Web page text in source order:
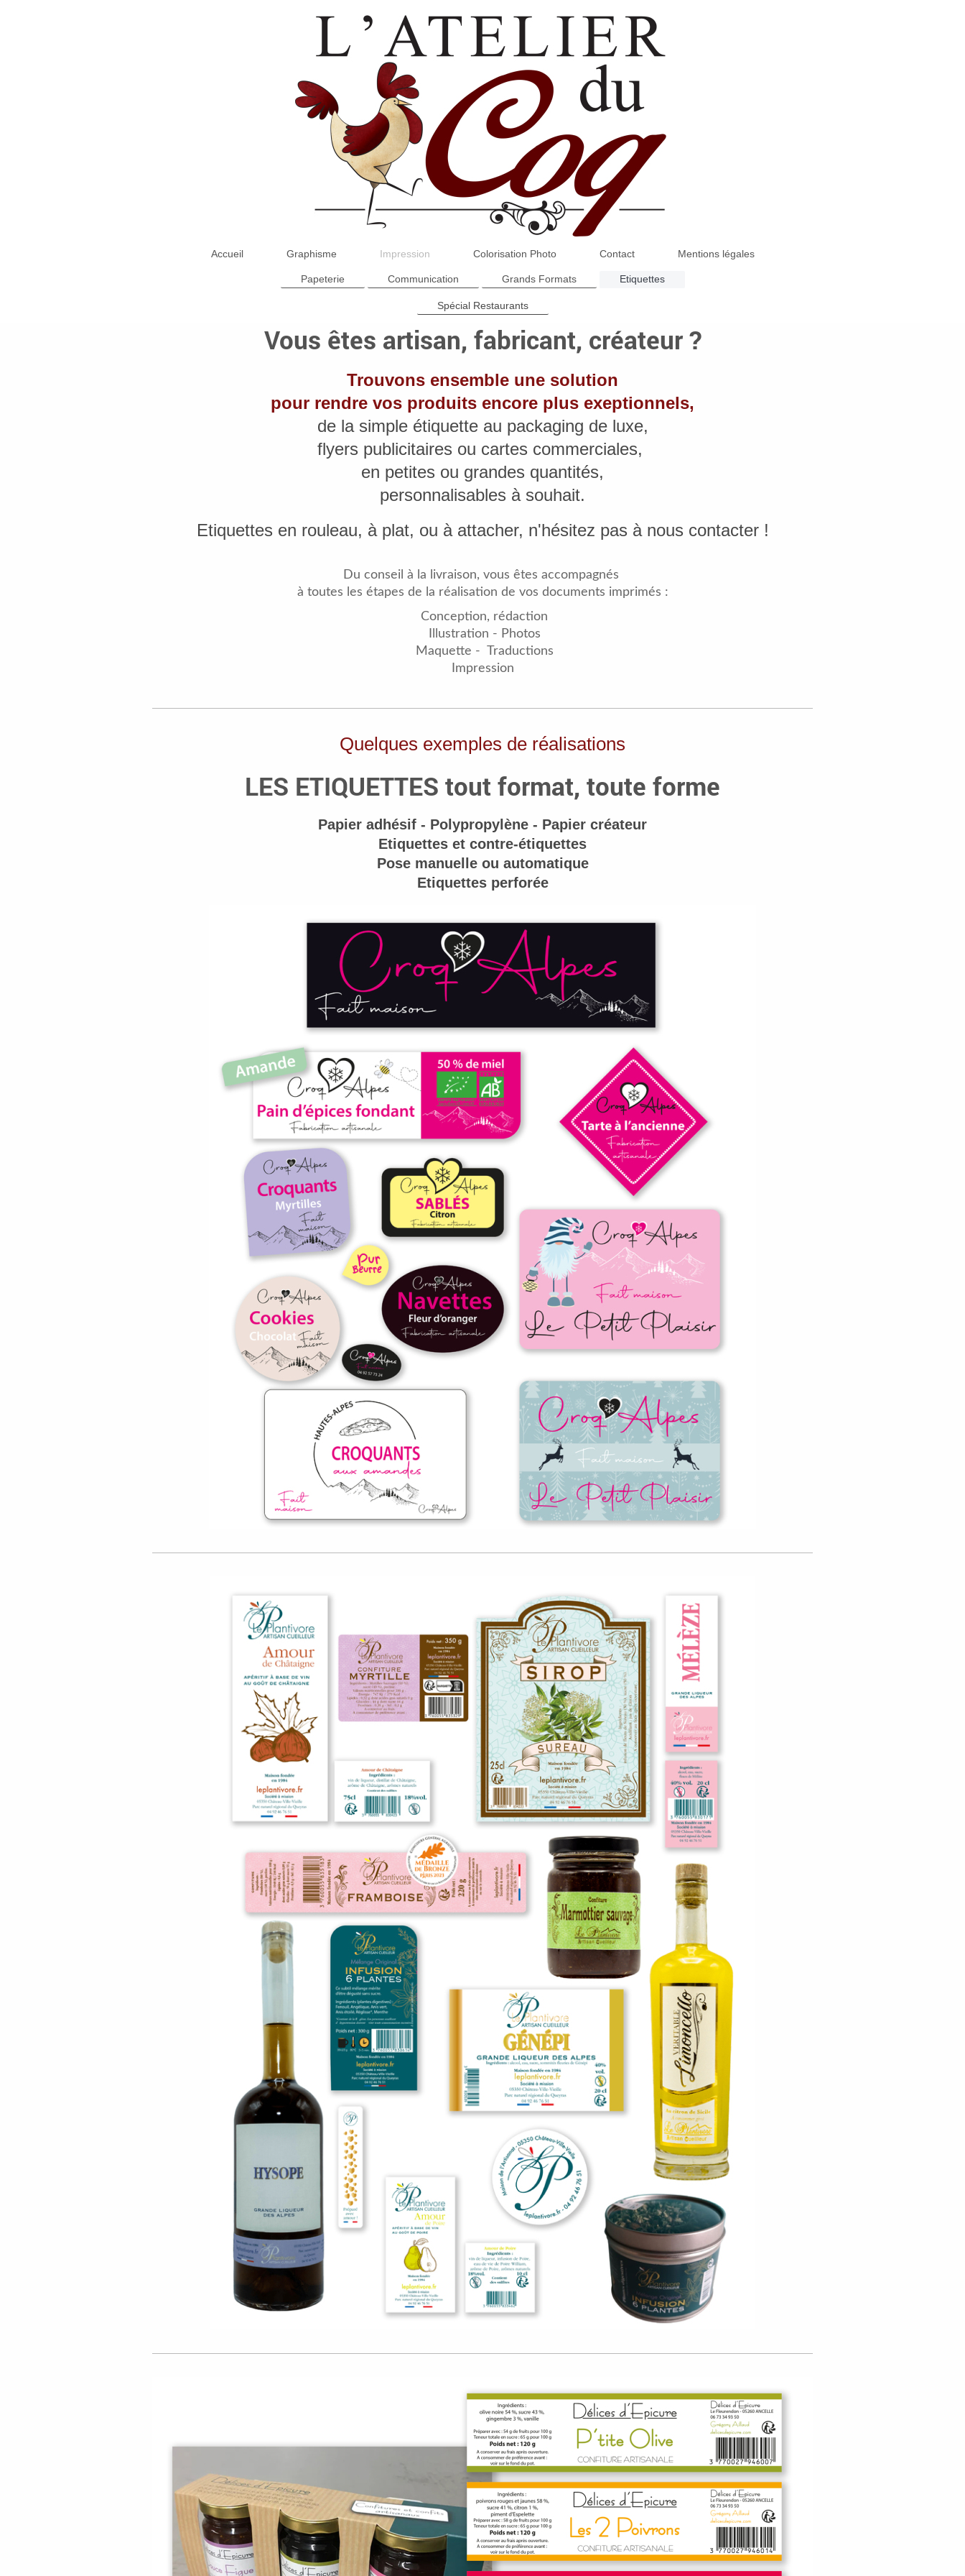
Accueil Graphisme Impression Colorisation Photo Contact Mentions légales
Papeterie Communication Grands Formats Etiquettes
Spécial Restaurants
Vous êtes artisan, fabricant, créateur ?
Trouvons ensemble une solution
pour rendre vos produits encore plus exeptionnels,
de la simple étiquette au packaging de luxe,
flyers publicitaires ou cartes commerciales,
en petites ou grandes quantités,
personnalisables à souhait.
Etiquettes en rouleau, à plat, ou à attacher, n'hésitez pas à nous contacter !
Du conseil à la livraison, vous êtes accompagnés
à toutes les étapes de la réalisation de vos documents imprimés :
Conception, rédaction
Illustration - Photos
Maquette - Traductions
Impression
Quelques exemples de réalisations
LES ETIQUETTES tout format, toute forme
Papier adhésif - Polypropylène - Papier créateur
Etiquettes et contre-étiquettes
Pose manuelle ou automatique
Etiquettes perforée